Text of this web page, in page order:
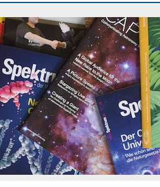
Events
Öffentliche Events
Wichtige Termine
Für